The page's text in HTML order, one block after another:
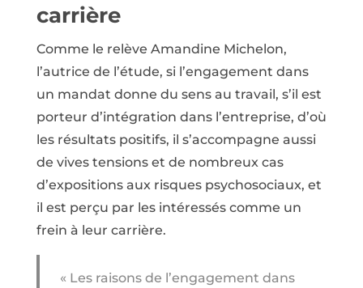
carrière
Comme le relève Amandine Michelon,
l’autrice de l’étude, si l’engagement dans
un mandat donne du sens au travail, s’il est
porteur d’intégration dans l’entreprise, d’où
les résultats positifs, il s’accompagne aussi
de vives tensions et de nombreux cas
d’expositions aux risques psychosociaux, et
il est perçu par les intéressés comme un
frein à leur carrière.
« Les raisons de l’engagement dans